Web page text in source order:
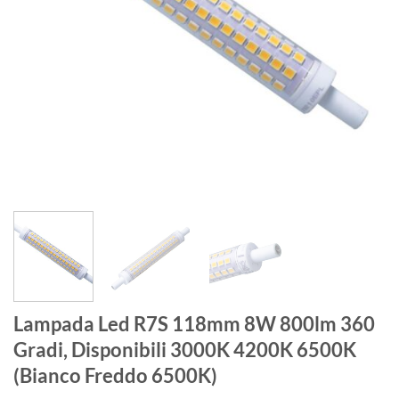
Lampada Led R7S 118mm 8W 800lm 360
Gradi, Disponibili 3000K 4200K 6500K
(Bianco Freddo 6500K)